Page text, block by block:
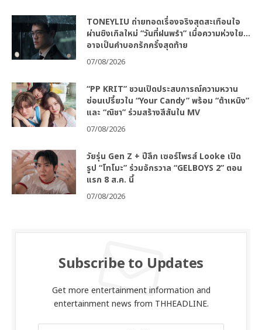
TONEYLIU ถ่ายทอดเรื่องจริงสุดสะเทือนใจ
ผ่านซิงเกิลใหม่ “วันที่ฝนพรำ” เมื่อความห่วงใย…
อาจเป็นคำบอกรักครั้งสุดท้าย
07/08/2026
“PP KRIT” ชวนเปิดประสบการณ์ความหวาน
ซ่อนเปรี้ยวใน “Your Candy” พร้อม “ต้าเหนิง”
และ “ณิชา” ร่วมสร้างสีสันใน MV
07/08/2026
วัยรุ่น Gen Z + ปีลึก เซอร์ไพรส์ Looke เปิด
รูป “โทโมะ” ร่วมจักรวาล “GELBOYS 2” ตอน
แรก 8 ส.ค. นี้
07/08/2026
Subscribe to Updates
Get more entertainment information and
entertainment news from THHEADLINE.